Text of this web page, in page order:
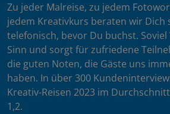
Zu jeder Malreise, zu jedem
jedem Kreativkurs beraten wir Dich
telefonisch, bevor Du buchst.
Sinn und sorgt für zufriedene
die guten Noten, die Gäste uns
haben. In über 300
Kreativ-Reisen 2023 im
1,2.